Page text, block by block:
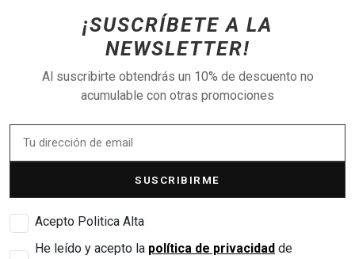
¡SUSCRÍBETE A LA
NEWSLETTER!
Al suscribirte obtendrás un 10% de descuento no
acumulable con otras promociones
SUSCRIBIRME
Acepto Politica Alta
He leído y acepto la política de privacidad de